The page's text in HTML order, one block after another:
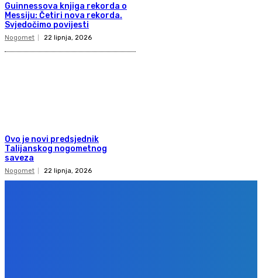
Guinnessova knjiga rekorda o
Messiju: Četiri nova rekorda.
Svjedočimo povijesti
Nogomet 22 lipnja, 2026
Ovo je novi predsjednik
Talijanskog nogometnog
saveza
Nogomet 22 lipnja, 2026